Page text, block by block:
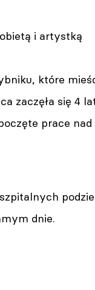
i artystką
które
zaczęła się 4
prace nad
dnie.